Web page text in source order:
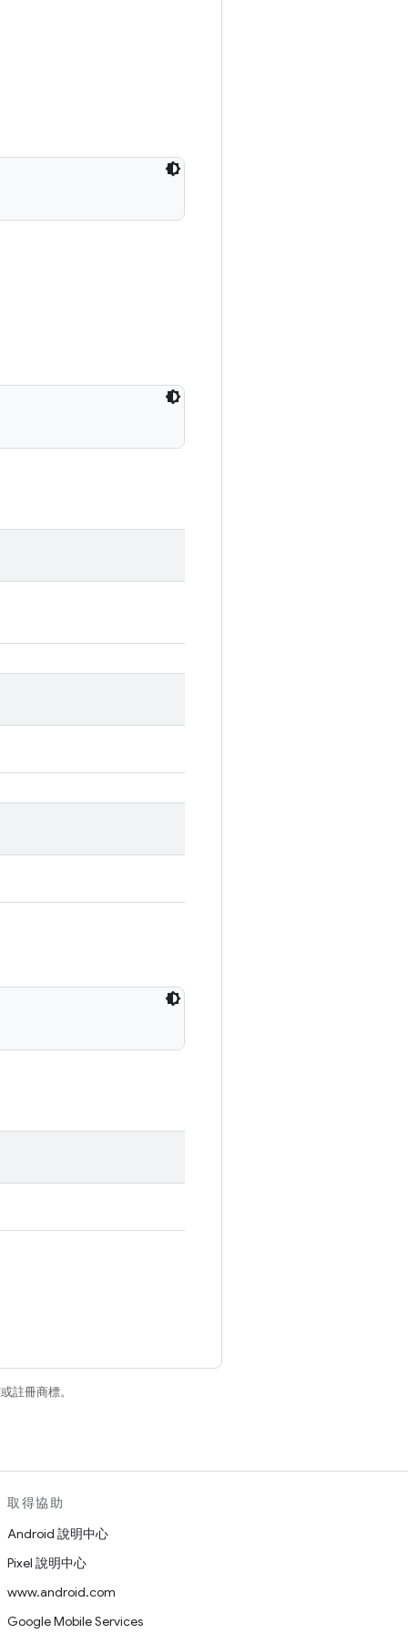
註冊商標。
取得協助
Android 說明中心
Pixel 說明中心
www.android.com
Google Mobile Services